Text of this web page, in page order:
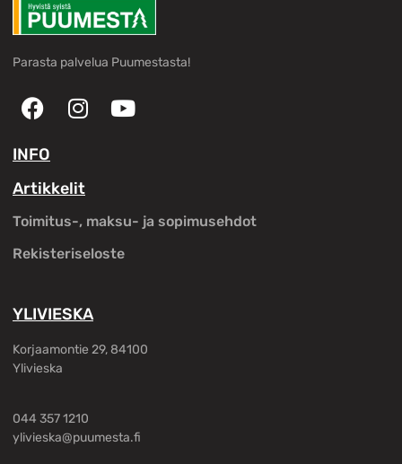
Parasta palvelua Puumestasta!
INFO
Artikkelit
Toimitus-, maksu- ja sopimusehdot
Rekisteriseloste
YLIVIESKA
Korjaamontie 29, 84100
Ylivieska
044 357 1210
ylivieska@puumesta.fi